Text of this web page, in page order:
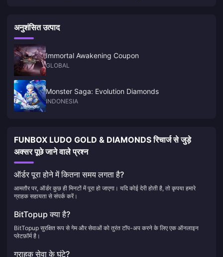
अनुशंसित उत्पाद
Immortal Awakening Coupon
GLOBAL
Monster Saga: Evolution Diamonds
INDONESIA
FUNBOX LUDO GOLD & DIAMONDS रिचार्ज से जुड़े
अक्सर पूछे जाने वाले प्रश्न
ऑर्डर पूरा होने में कितना समय लगता है?
आमतौर पर, ऑर्डर कुछ ही मिनटों में पूरा हो जाएगा। यदि कोई देरी होती है, तो कृपया हमारे
ग्राहक सहायता से संपर्क करें।
BitTopup क्या है?
BitTopup सुरक्षित रूप से गेम और सेवाओं को तुरंत टॉप-अप करने के लिए एक ऑनलाइन
प्लेटफ़ॉर्म है।
ग्राहक सेवा के घंटे?